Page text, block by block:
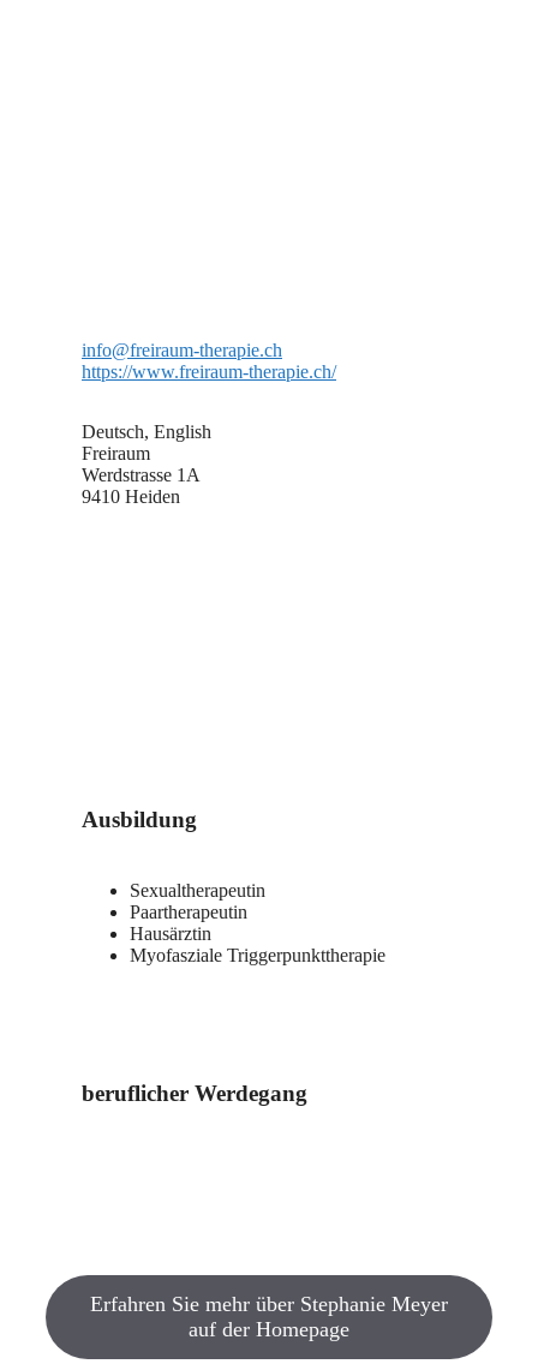
info@freiraum-therapie.ch
https://www.freiraum-therapie.ch/
Deutsch, English
Freiraum
Werdstrasse 1A
9410 Heiden
Ausbildung
Sexualtherapeutin
Paartherapeutin
Hausärztin
Myofasziale Triggerpunkttherapie
beruflicher Werdegang
Erfahren Sie mehr über Stephanie Meyer
auf der Homepage